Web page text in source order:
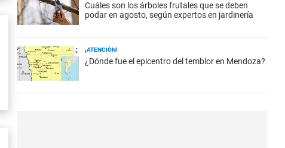
Cuáles son los árboles frutales que se deben
podar en agosto, según expertos en jardinería
¡ATENCIÓN!
¿Dónde fue el epicentro del temblor en Mendoza?